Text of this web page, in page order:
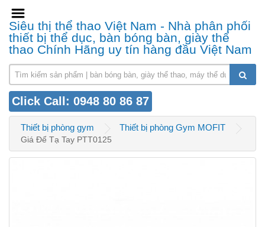
Siêu thị thể thao Việt Nam - Nhà phân phối
thiết bị thể dục, bàn bóng bàn, giày thể
thao Chính Hãng uy tín hàng đầu Việt Nam
Click Call: 0948 80 86 87
Thiết bị phòng gym Thiết bị phòng Gym MOFIT
Giá Để Tạ Tay PTT0125